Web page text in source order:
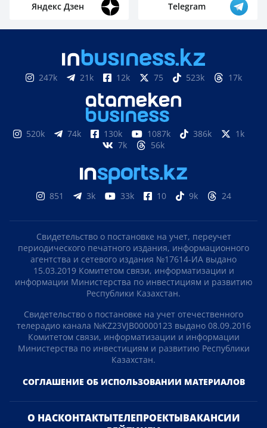
Яндекс Дзен Telegram
247k 21k 12k 75 523k 17k
520k 74k 130k 1087k 386k
1k
7k
56k
851 3k 33k 10 9k 24
Свидетельство о постановке на учет, переучет
периодического печатного издания, информационного
агентства и сетевого издания №17614-ИА выдано
15.03.2019 Комитетом связи, информатизации и
информации Министерства по инвестициям и развитию
Республики Казахстан.
Свидетельство о постановке на учет отечественного
телерадио канала №KZ23VJB00000123 выдано 08.09.2016
Комитетом связи, информатизации и информации
Министерства по инвестициям и развитию Республики
Казахстан.
СОГЛАШЕНИЕ ОБ ИСПОЛЬЗОВАНИИ МАТЕРИАЛОВ
О НАСКОНТАКТЫТЕЛЕПРОЕКТЫВАКАНСИИ